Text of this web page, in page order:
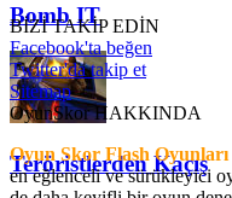
Bomb IT
Teröristlerden Kaçış
BİZİ TAKİP EDİN
Facebook'ta beğen
Twitter'da takip et
Sitemap
OyunSkor HAKKINDA
Oyun Skor Flash Oyunları
en eğlenceli ve sürükleyici